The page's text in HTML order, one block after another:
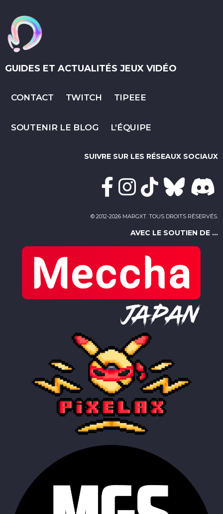
GUIDES ET ACTUALITÉS JEUX VIDÉO
CONTACT TWITCH TIPEEE
SOUTENIR LE BLOG L’ÉQUIPE
SUIVRE SUR LES RÉSEAUX SOCIAUX
© 2012-2026 MARGXT. TOUS DROITS RÉSERVÉS.
AVEC LE SOUTIEN DE ...